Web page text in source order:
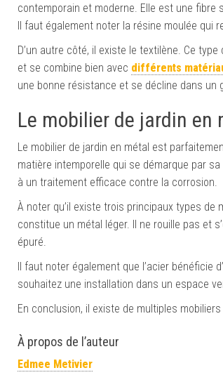
contemporain et moderne. Elle est une fibre
Il faut également noter la résine moulée qui
D’un autre côté, il existe le textilène. Ce
et se combine bien avec différents
une bonne résistance et se décline dans un
Le mobilier de jardin en
Le mobilier de jardin en métal est
matière intemporelle qui se démarque par
à un traitement efficace contre la corrosion.
À noter qu’il existe trois principaux types de
constitue un métal léger. Il ne rouille pas et
épuré.
Il faut noter également que l’acier bénéficie
souhaitez une installation dans un espace
En conclusion, il existe de multiples
À propos de l’auteur
Edmee Metivier